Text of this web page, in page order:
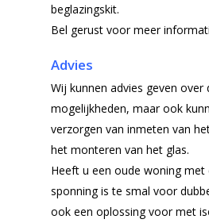
beglazingskit.
Bel gerust voor meer
Advies
Wij kunnen advies geven over
mogelijkheden, maar ook
verzorgen van inmeten van
het monteren van het glas.
Heeft u een oude woning met
sponning is te smal voor
ook een oplossing voor met